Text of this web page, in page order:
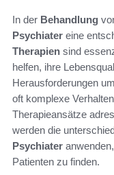
In der Behandlung
Psychiater eine
Therapien sind
helfen, ihre
Herausforderungen
oft komplexe
Therapieansätze
werden die
Psychiater
Patienten zu finden.